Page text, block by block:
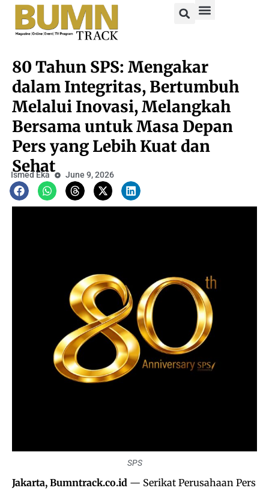
80 Tahun SPS: Mengakar
dalam Integritas, Bertumbuh
Melalui Inovasi, Melangkah
Bersama untuk Masa Depan
Pers yang Lebih Kuat dan
Sehat
Ismed Eka June 9, 2026
SPS
Jakarta, Bumntrack.co.id — Serikat Perusahaan Pers